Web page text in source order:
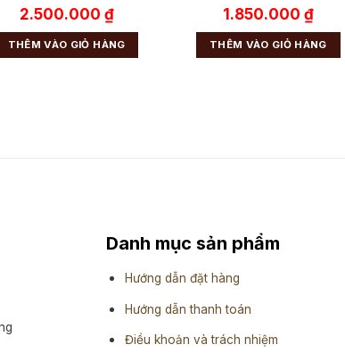
2.500.000 ₫
THÊM VÀO GIỎ HÀNG
1.850.000 ₫
THÊM VÀO GIỎ HÀNG
Danh mục sản phẩm
Hướng dẫn đặt hàng
Hướng dẫn thanh toán
Điều khoản và trách nhiệm